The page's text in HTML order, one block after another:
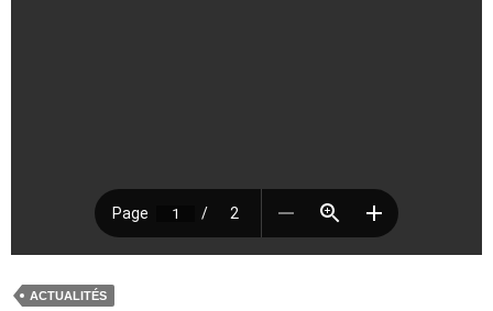
ACTUALITÉS